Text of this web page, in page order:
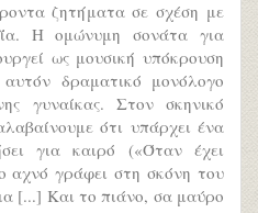
ζητήματα σε σχέση με
Η ομώνυμη σονάτα για
ως μουσική υπόκρουση
δραματικό μονόλογο
γυναίκας. Στον σκηνικό
ότι υπάρχει ένα
για καιρό («Όταν έχει
αχνό γράφει στη σκόνη του
[...] Και το πιάνο, σα μαύρο